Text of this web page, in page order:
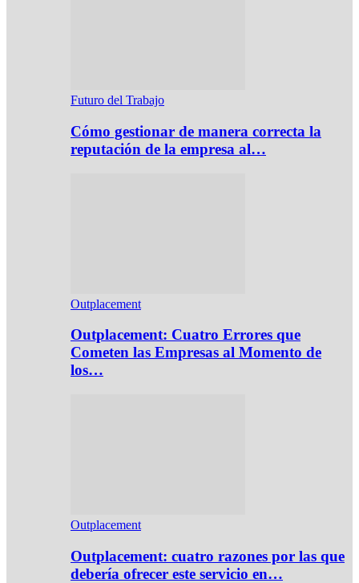
Futuro del Trabajo
Cómo gestionar de manera correcta la
reputación de la empresa al…
Outplacement
Outplacement: Cuatro Errores que
Cometen las Empresas al Momento de
los…
Outplacement
Outplacement: cuatro razones por las que
debería ofrecer este servicio en…